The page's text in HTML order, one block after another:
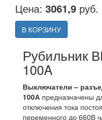
Цена: 3061,9
В КОРЗИНУ
Рубильник
100A
Выключатели –
100А предназначены
отключения тока
переменного до 660В